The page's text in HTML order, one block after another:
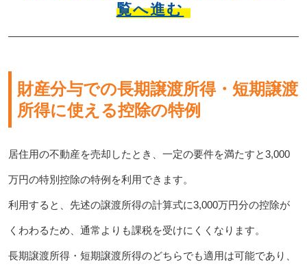
覧へ進む
財産分与での長期譲渡所得・短期譲渡
所得に使える控除の特例
居住用の不動産を売却したとき、一定の要件を満たすと3,000
万円の特別控除の特例を利用できます。
利用すると、先述の譲渡所得の計算式に3,000万円分の控除が
くわわるため、通常よりも課税を受けにくくなります。
長期譲渡所得・短期譲渡所得のどちらでも適用は可能であり、